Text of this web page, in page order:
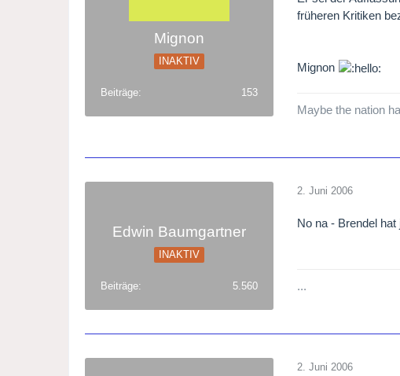
Mignon
INAKTIV
Beiträge 153
früheren Kritiken
Mignon
Maybe the nation
Edwin Baumgartner
INAKTIV
Beiträge 5.560
2. Juni 2006
No na - Brendel
...
2. Juni 2006